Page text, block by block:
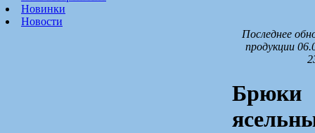
Новинки
Новости
Последнее
продукции
Брюки